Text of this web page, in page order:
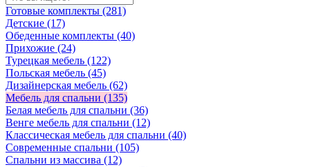
Готовые комплекты (281)
Детские (17)
Обеденные комплекты (40)
Прихожие (24)
Турецкая мебель (122)
Польская мебель (45)
Дизайнерская мебель (62)
Мебель для спальни (135)
Белая мебель для спальни (36)
Венге мебель для спальни (12)
Классическая мебель для спальни (40)
Современные спальни (105)
Спальни из массива (12)